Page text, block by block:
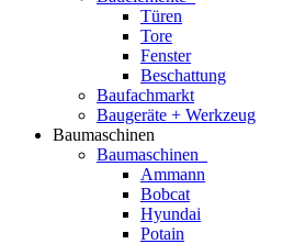
Türen
Tore
Fenster
Beschattung
Baufachmarkt
Baugeräte + Werkzeug
Baumaschinen
Baumaschinen
Ammann
Bobcat
Hyundai
Potain